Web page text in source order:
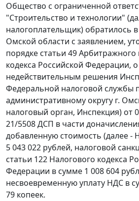
Общество с ограниченной
"Строительство и технологии"
налогоплательщик) обратилось
Омской области с заявлением,
порядке статьи 49Арбитражного
кодекса Российской Федерации,
недействительным решения
Федеральной налоговой службы
административному округу г.
налоговый орган, Инспекция) от
21/5508 ДСП в части
добавленную стоимость (далее -
5 043 022 рублей, налоговой
статьи 122 Налогового кодекса
Федерации в сумме 1 008 604
несвоевременную уплату НДС в
79 копеек.